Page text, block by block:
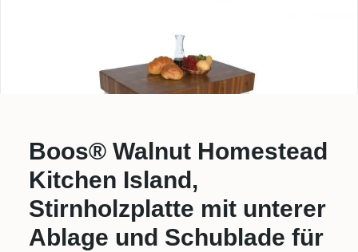
Boos® Walnut Homestead
Kitchen Island,
Stirnholzplatte mit unterer
Ablage und Schublade für